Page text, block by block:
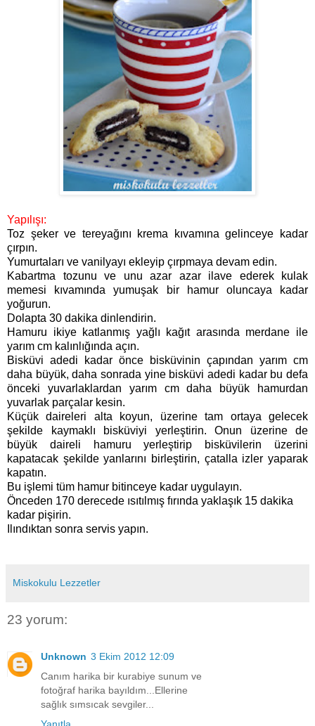
Yapılışı:
Toz şeker ve tereyağını krema kıvamına gelinceye kadar
çırpın.
Yumurtaları ve vanilyayı ekleyip çırpmaya devam edin.
Kabartma tozunu ve unu azar azar ilave ederek kulak
memesi kıvamında yumuşak bir hamur oluncaya kadar
yoğurun.
Dolapta 30 dakika dinlendirin.
Hamuru ikiye katlanmış yağlı kağıt arasında merdane ile
yarım cm kalınlığında açın.
Bisküvi adedi kadar önce bisküvinin çapından yarım cm
daha büyük, daha sonrada yine bisküvi adedi kadar bu defa
önceki yuvarlaklardan yarım cm daha büyük hamurdan
yuvarlak parçalar kesin.
Küçük daireleri alta koyun, üzerine tam ortaya gelecek
şekilde kaymaklı bisküviyi yerleştirin. Onun üzerine de
büyük daireli hamuru yerleştirip
bisküvilerin üzerini
kapatacak şekilde yanlarını birleştirin, çatalla izler yaparak
kapatın.
Bu işlemi tüm hamur bitinceye kadar uygulayın.
Önceden 170 derecede ısıtılmış fırında yaklaşık 15 dakika
kadar pişirin.
Ilındıktan sonra servis yapın.
Miskokulu Lezzetler
23 yorum:
Unknown 3 Ekim 2012 12:09
Canım harika bir kurabiye sunum ve
fotoğraf harika bayıldım...Ellerine
sağlık sımsıcak sevgiler...
Yanıtla